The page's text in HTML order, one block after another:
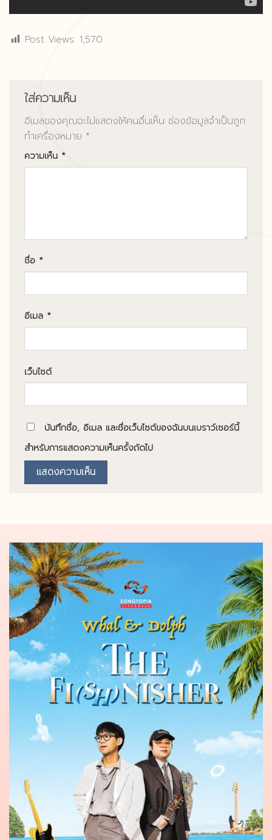
Post Views: 1,570
ใส่ความเห็น
อีเมลของคุณจะไม่แสดงให้คนอื่นเห็น ช่องข้อมูลจำเป็นถูก
ทำเครื่องหมาย *
ความเห็น *
ชื่อ *
อีเมล *
เว็บไซต์
บันทึกชื่อ, อีเมล และชื่อเว็บไซต์ของฉันบนเบราว์เซอร์นี้
สำหรับการแสดงความเห็นครั้งถัดไป